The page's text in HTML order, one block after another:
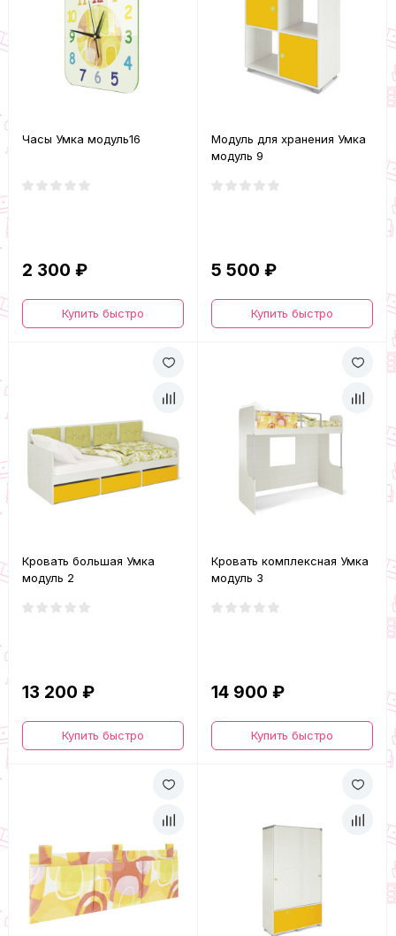
Часы Умка модуль16
2 300 ₽
Купить быстро
Модуль для хранения Умка
модуль 9
5 500 ₽
Купить быстро
Кровать большая Умка
модуль 2
13 200 ₽
Купить быстро
Кровать комплексная Умка
модуль 3
14 900 ₽
Купить быстро